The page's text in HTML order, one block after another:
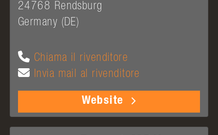
24768 Rendsburg
Germany (DE)
Chiama il rivenditore
Invia mail al rivenditore
Website